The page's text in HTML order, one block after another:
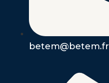
betem@betem.fr